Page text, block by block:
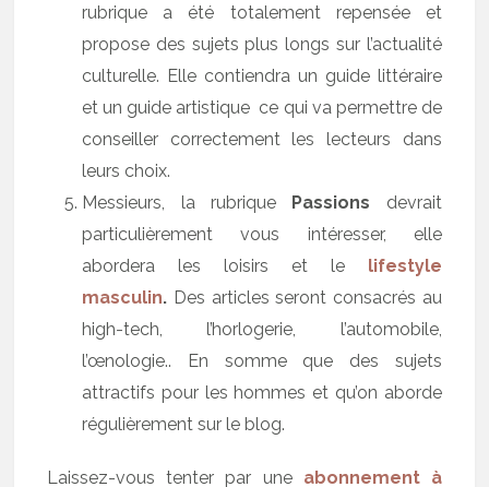
rubrique a été totalement repensée et
propose des sujets plus longs sur l’actualité
culturelle. Elle contiendra un guide littéraire
et un guide artistique ce qui va permettre de
conseiller correctement les lecteurs dans
leurs choix.
Messieurs, la rubrique Passions devrait
particulièrement vous intéresser, elle
abordera les loisirs et le lifestyle
masculin. Des articles seront consacrés au
high-tech, l’horlogerie, l’automobile,
l’œnologie.. En somme que des sujets
attractifs pour les hommes et qu’on aborde
régulièrement sur le blog.
Laissez-vous tenter par une abonnement à